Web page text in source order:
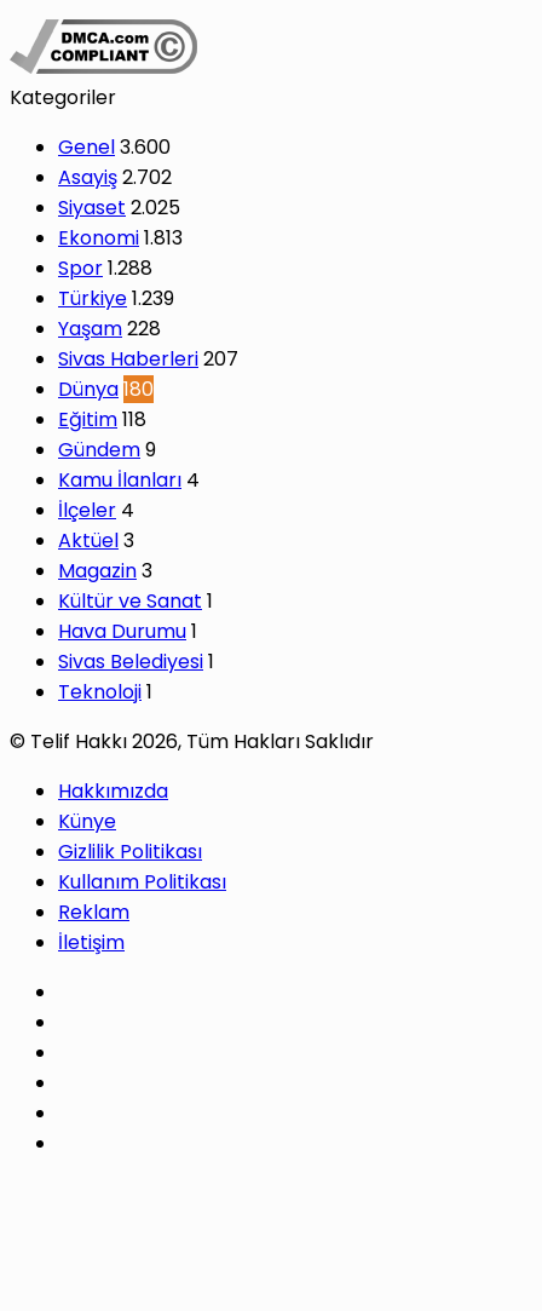
Kategoriler
Genel3.600
Asayiş2.702
Siyaset 2.025
Ekonomi1.813
Spor1.288
Türkiye1.239
Yaşam228
Sivas Haberleri207
Dünya180
Eğitim118
Gündem9
Kamu İlanları 4
İlçeler 4
Aktüel3
Magazin3
Kültür ve Sanat 1
Hava Durumu1
Sivas Belediyesi1
Teknoloji1
© Telif Hakkı 2026, Tüm Hakları Saklıdır
Hakkımızda
Künye
Gizlilik Politikası
Kullanım Politikası
Reklam
İletişim